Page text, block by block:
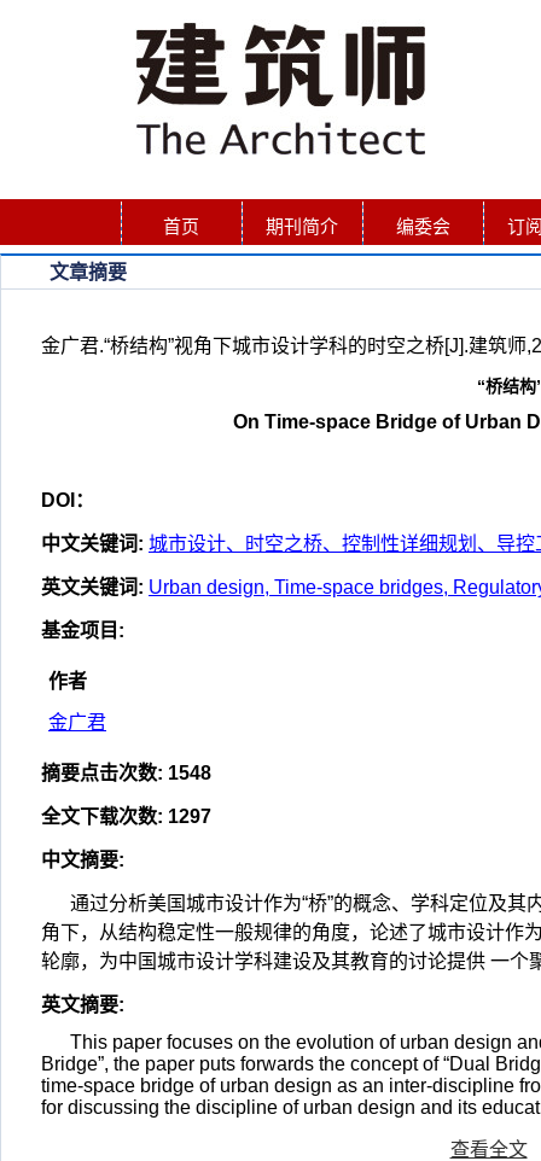
首页 期刊简介 编委会 订
文章摘要
金广君.“桥结构”视角下城市设计学科的时空之桥[J].建筑师
“桥结
On Time-space Bridge of Urban
DOI：
中文关键词: 城市设计、时空之桥、控制性详细规划、导
英文关键词: Urban design, Time-space bridges,
基金项目 :
作者
金广君
摘要点击次数: 1548
全文下载次数: 1297
中文摘要:
通过分析美国城市设计作为“桥”的概念、学科定位及
角下，从结构稳定性一般规律的角度，论述了城市设计作
轮廓，为中国城市设计学科建设及其教育的讨论提供 一个
英文摘要:
This paper focuses on the evolution of urban design
Bridge”, the paper puts forwards the concept of “Dual
time-space bridge of urban design as an inter-discipline
for discussing the discipline of urban design and its
查看全文